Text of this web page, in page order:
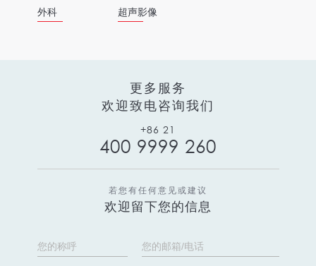
外科 超声影像
更多服务
欢迎致电咨询我们
+86 21
400 9999 260
若您有任何意见或建议
欢迎留下您的信息